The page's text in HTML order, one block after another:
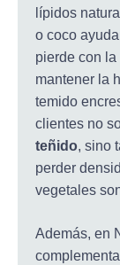
lípidos
o coco
pierde con
mantener la
temido
clientes no
teñido, sino
perder
vegetales
Además, en